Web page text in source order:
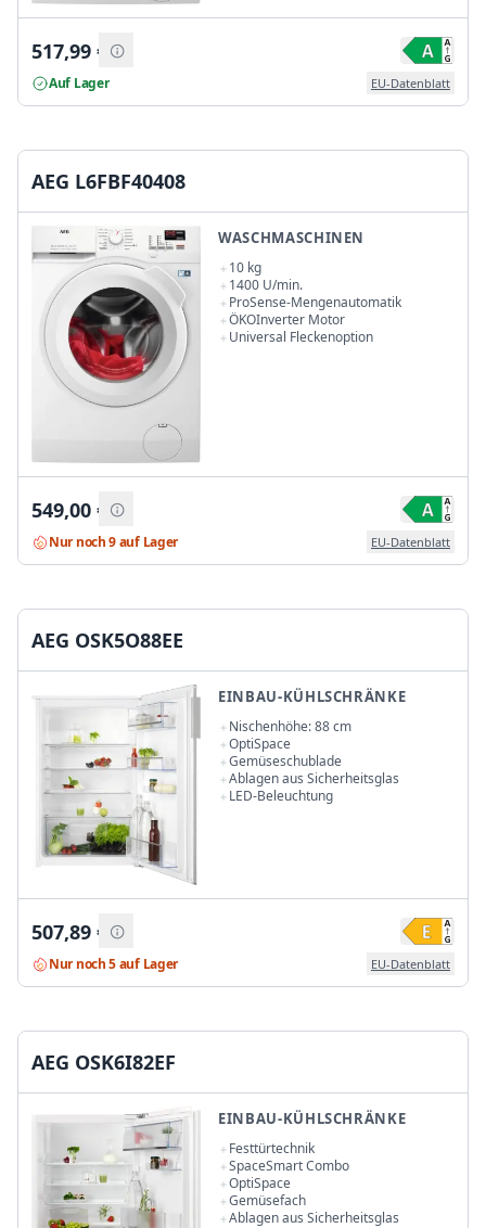
517,99 €
Auf Lager EU-Datenblatt
AEG L6FBF40408
WASCHMASCHINEN
10 kg
1400 U/min.
ProSense-Mengenautomatik
ÖKOInverter Motor
Universal Fleckenoption
549,00 €
Nur noch 9 auf Lager EU-Datenblatt
AEG OSK5O88EE
EINBAU-KÜHLSCHRÄNKE
Nischenhöhe: 88 cm
OptiSpace
Gemüseschublade
Ablagen aus Sicherheitsglas
LED-Beleuchtung
507,89 €
Nur noch 5 auf Lager EU-Datenblatt
AEG OSK6I82EF
EINBAU-KÜHLSCHRÄNKE
Festtürtechnik
SpaceSmart Combo
OptiSpace
Gemüsefach
Ablagen aus Sicherheitsglas